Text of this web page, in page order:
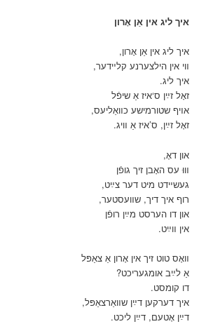
איך ליג אין אַן אָרון
איך ליג אין אַן אָרון,
װי אין הילצערנע קלײדער,
איך ליג.
זאָל זײַן ס‘איז אַ שיפֿל
אױף שטורמישע כװאַליעס,
זאָל זײַן, ס’איז אַ װיג.
און דאָ,
װוּ עס האָבן זיך גופֿן
געשײדט מיט דער צײַט,
רוף איך דיך, שװעסטער,
און דו הערסט מײַן רופֿן
אין װײַט.
װאָס טוט זיך אין אָרון אַ צאַפּל
אַ לײַב אומגעריכט?
דו קומסט.
איך דערקען דײַן שװאַרצאַפּל,
דײַן אָטעם, דײַן ליכט.